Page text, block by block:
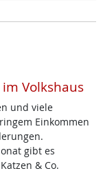
Volkshaus
und viele
Einkommen
gibt es
& Co.